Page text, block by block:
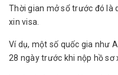
Thời gian mở sổ trước đó là
xin visa.
Ví dụ, một số quốc gia như
28 ngày trước khi nộp hồ sơ